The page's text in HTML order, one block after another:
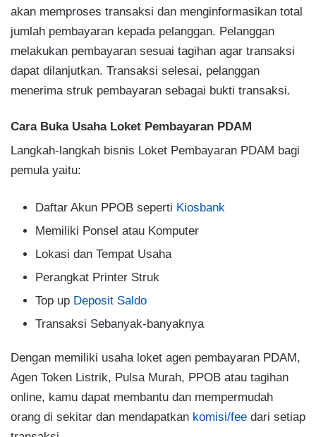
akan memproses transaksi dan menginformasikan total
jumlah pembayaran kepada pelanggan. Pelanggan
melakukan pembayaran sesuai tagihan agar transaksi
dapat dilanjutkan. Transaksi selesai, pelanggan
menerima struk pembayaran sebagai bukti transaksi.
Cara Buka Usaha Loket Pembayaran PDAM
Langkah-langkah bisnis Loket Pembayaran PDAM bagi
pemula yaitu:
Daftar Akun PPOB seperti Kiosbank
Memiliki Ponsel atau Komputer
Lokasi dan Tempat Usaha
Perangkat Printer Struk
Top up Deposit Saldo
Transaksi Sebanyak-banyaknya
Dengan memiliki usaha loket agen pembayaran PDAM,
Agen Token Listrik, Pulsa Murah, PPOB atau tagihan
online, kamu dapat membantu dan mempermudah
orang di sekitar dan mendapatkan komisi/fee dari setiap